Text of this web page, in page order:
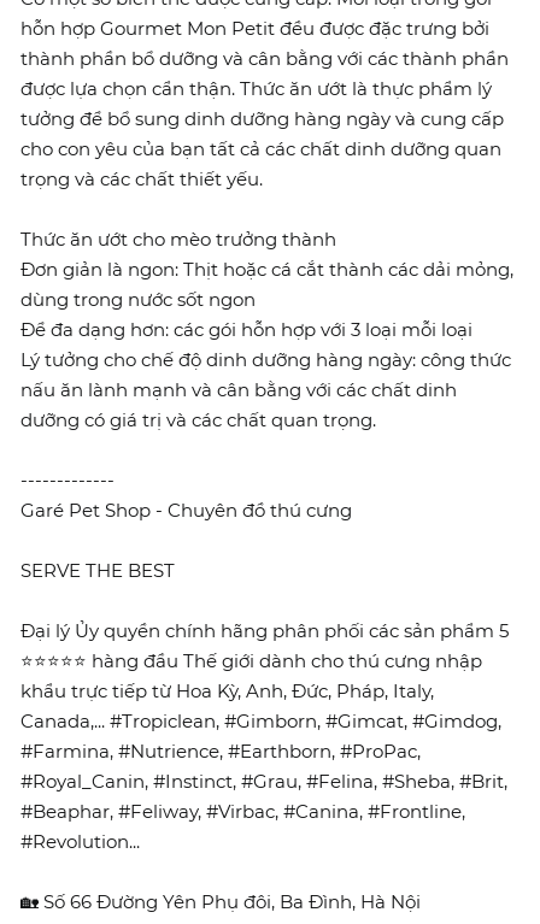
hỗn hợp Gourmet Mon Petit đều được đặc trưng bởi
thành phần bổ dưỡng và cân bằng với các thành phần
được lựa chọn cẩn thận. Thức ăn ướt là thực phẩm lý
tưởng để bổ sung dinh dưỡng hàng ngày và cung cấp
cho con yêu của bạn tất cả các chất dinh dưỡng quan
trọng và các chất thiết yếu.
Thức ăn ướt cho mèo trưởng thành
Đơn giản là ngon: Thịt hoặc cá cắt thành các dải mỏng,
dùng trong nước sốt ngon
Để đa dạng hơn: các gói hỗn hợp với 3 loại mỗi loại
Lý tưởng cho chế độ dinh dưỡng hàng ngày: công thức
nấu ăn lành mạnh và cân bằng với các chất dinh
dưỡng có giá trị và các chất quan trọng.
-------------
Garé Pet Shop - Chuyên đồ thú cưng
SERVE THE BEST
Đại lý Ủy quyền chính hãng phân phối các sản phẩm 5
⭐⭐⭐⭐⭐ hàng đầu Thế giới dành cho thú cưng nhập
khẩu trực tiếp từ Hoa Kỳ, Anh, Đức, Pháp, Italy,
Canada,... #Tropiclean, #Gimborn, #Gimcat, #Gimdog,
#Farmina, #Nutrience, #Earthborn, #ProPac,
#Royal_Canin, #Instinct, #Grau, #Felina, #Sheba, #Brit,
#Beaphar, #Feliway, #Virbac, #Canina, #Frontline,
#Revolution...
🏡 Số 66 Đường Yên Phụ đôi, Ba Đình, Hà Nội